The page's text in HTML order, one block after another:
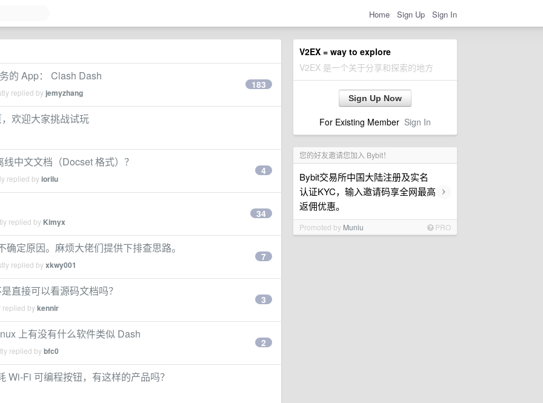
Home Sign Up Sign In
V2EX = way to explore
V2EX 是一个关于分享和探索的地方
Sign Up Now
For Existing Member Sign In
您的好友邀请您加入 Bybit！
Bybit交易所中国大陆注册及实名
认证KYC，输入邀请码享全网最高
返佣优惠。
›
Promoted by Muniu PRO
的 App： Clash Dash
replied by jemyzhang
183
欢迎大家挑战试玩
中文文档（Docset 格式）？
replied byiorilu
4
replied by Kimyx
34
定原因。麻烦大佬们提供下排查思路。
replied byxkwy001
7
直接可以看源码文档吗？
bykennir
3
上有没有什么软件类似 Dash
replied bybfc0
2
Wi-Fi 可编程按钮，有这样的产品吗？